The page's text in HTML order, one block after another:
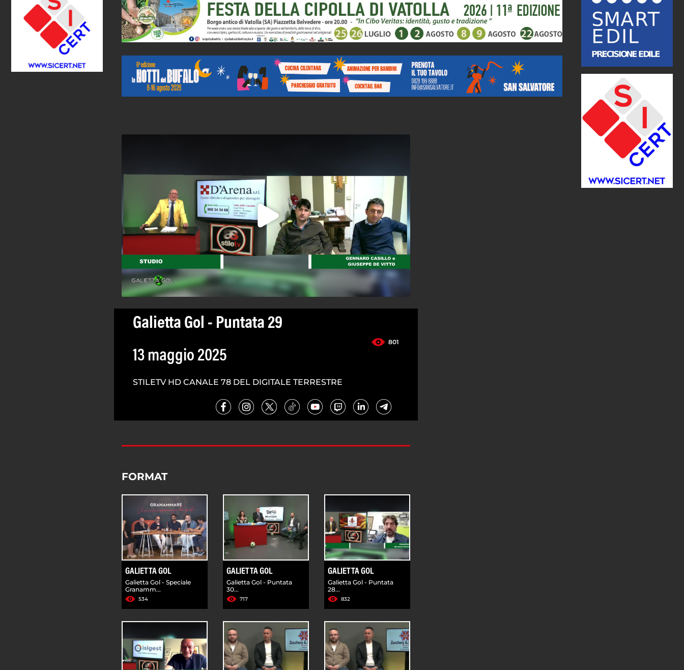
Galietta Gol - Puntata 29
801
13 maggio 2025
STILETV HD CANALE 78 DEL DIGITALE TERRESTRE
FORMAT
GALIETTA GOL
Galietta Gol - Speciale
Granamm...
534
GALIETTA GOL
Galietta Gol - Puntata
30...
717
GALIETTA GOL
Galietta Gol - Puntata
28...
832